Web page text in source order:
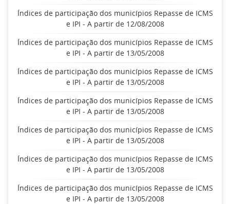
Índices de participação dos municípios Repasse de ICMS
e IPI - A partir de 12/08/2008
Índices de participação dos municípios Repasse de ICMS
e IPI - A partir de 13/05/2008
Índices de participação dos municípios Repasse de ICMS
e IPI - A partir de 13/05/2008
Índices de participação dos municípios Repasse de ICMS
e IPI - A partir de 13/05/2008
Índices de participação dos municípios Repasse de ICMS
e IPI - A partir de 13/05/2008
Índices de participação dos municípios Repasse de ICMS
e IPI - A partir de 13/05/2008
Índices de participação dos municípios Repasse de ICMS
e IPI - A partir de 13/05/2008